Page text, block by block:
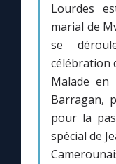
L'Évangile
Les premiers
Marie qui défait
Me consacrer à
Lourdes
marial de
se
célébration
Malade en
Barragan,
pour la
spécial de